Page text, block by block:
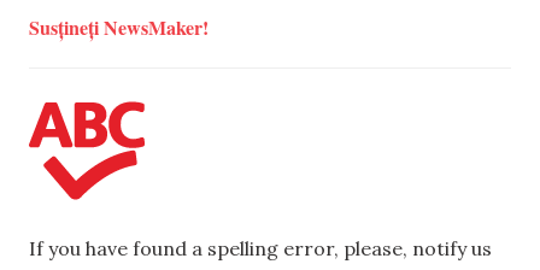
Susțineți NewsMaker!
If you have found a spelling error, please, notify us